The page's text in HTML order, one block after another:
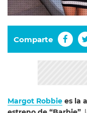
Comparte
Margot Robbie es la